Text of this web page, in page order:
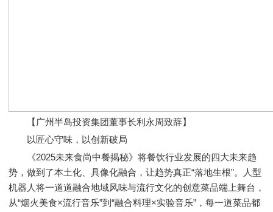
【广州半岛投资集团董事长利永周致辞】
以匠心守味，以创新破局
《2025未来食尚中餐揭秘》将餐饮行业发展的四大未来趋
势，做到了本土化、具像化融合，让趋势真正“落地生根”。人型
机器人将一道道融合地域风味与流行文化的创意菜品端上舞台，
从“烟火美食×流行音乐”到“融合料理×实验音乐”，每一道菜品都